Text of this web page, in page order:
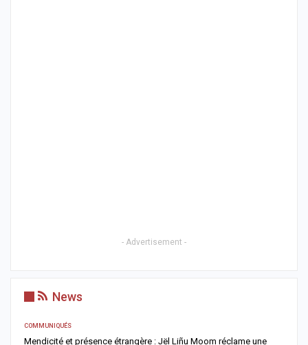
- Advertisement -
News
COMMUNIQUÉS
Mendicité et présence étrangère : Jël Liñu Moom réclame une